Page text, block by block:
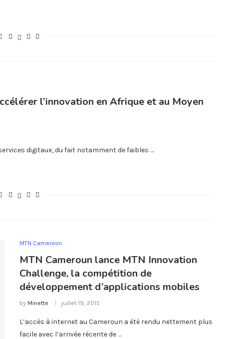
l’innovation en Afrique et au Moyen
digitaux, du fait notamment de faibles …
MTN Cameroon
MTN Cameroun lance MTN Innovation
Challenge, la compétition de
développement d’applications mobiles
by Minette juillet 19, 2015
L’accès à internet au Cameroun a été rendu nettement plus
facile avec l’arrivée récente de …